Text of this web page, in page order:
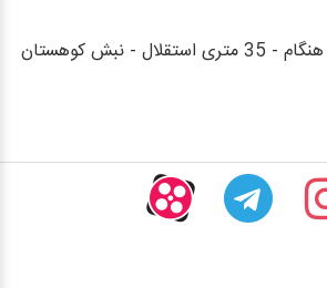
تهران - رسالت - خیابان هنگام - 35 متری استقلال - نبش کوهستان